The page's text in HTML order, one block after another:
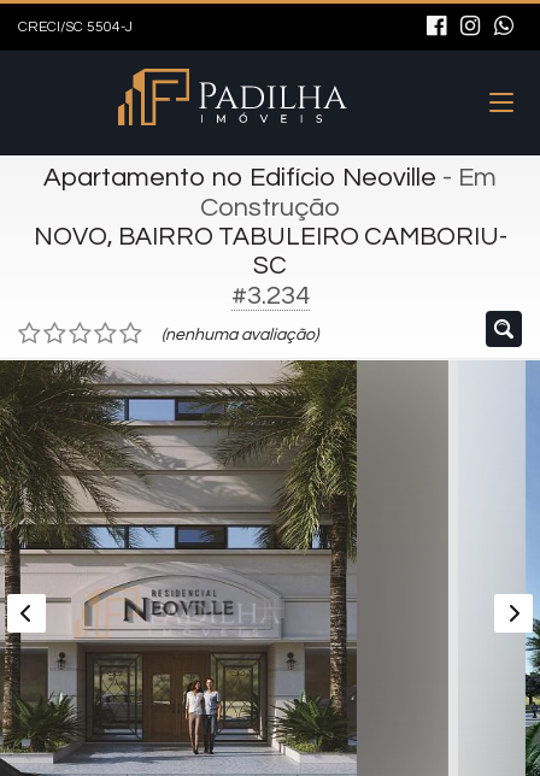
CRECI/SC 5504-J
Apartamento no Edifício Neoville - Em
Construção
NOVO, BAIRRO TABULEIRO CAMBORIU-
SC
#3.234
(nenhuma avaliação)